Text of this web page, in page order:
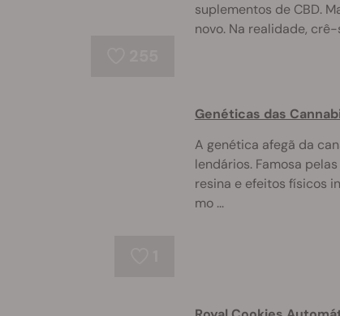
suplementos de CBD.
novo. Na realidade, crê-
Genéticas das
A genética afegã da
lendários. Famosa
resina e efeitos físicos
mo ...